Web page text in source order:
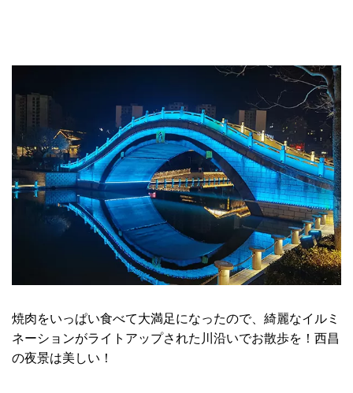
焼肉をいっぱい食べて大満足になったので、綺麗なイルミ
ネーションがライトアップされた川沿いでお散歩を！西昌
の夜景は美しい！